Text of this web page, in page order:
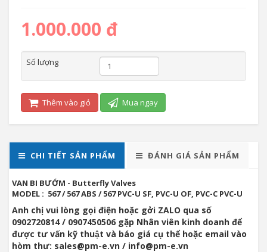
1.000.000 đ
Số lượng
Thêm vào giỏ Mua ngay
CHI TIẾT SẢN PHẨM ĐÁNH GIÁ SẢN PHẨM
VAN BI BƯỚM - Butterfly Valves
MODEL : 567 / 567 ABS / 567 PVC-U SF, PVC-U OF, PVC-C PVC-U
Anh chị vui lòng gọi điện hoặc gởi ZALO qua số
0902720814 / 0907450506 gặp Nhân viên kinh doanh để
được tư vấn kỹ thuật và báo giá cụ thể hoặc email vào
hòm thư: sales@pm-e.vn / info@pm-e.vn